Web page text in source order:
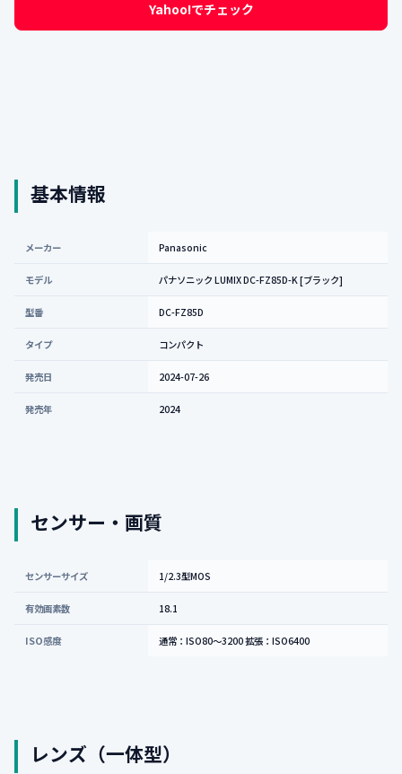
Yahoo!でチェック
基本情報
メーカー Panasonic
モデル パナソニック LUMIX DC-FZ85D-K [ブラック]
型番 DC-FZ85D
タイプ コンパクト
発売日 2024-07-26
発売年 2024
センサー・画質
センサーサイズ 1/2.3型MOS
有効画素数 18.1
ISO感度 通常：ISO80〜3200 拡張：ISO6400
レンズ（一体型）